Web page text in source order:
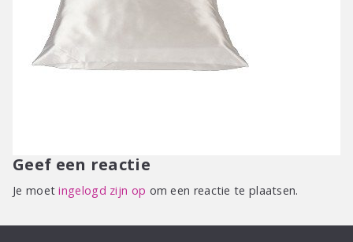
Geef een reactie
Je moetingelogd zijn op om een reactie te plaatsen.